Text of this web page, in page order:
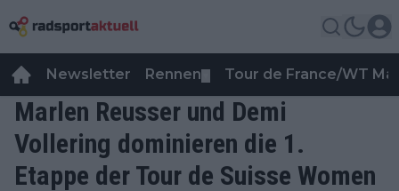
Newsletter Rennen Tour de France/WT
Marlen Reusser und Demi
Vollering dominieren die 1.
Etappe der Tour de Suisse Women